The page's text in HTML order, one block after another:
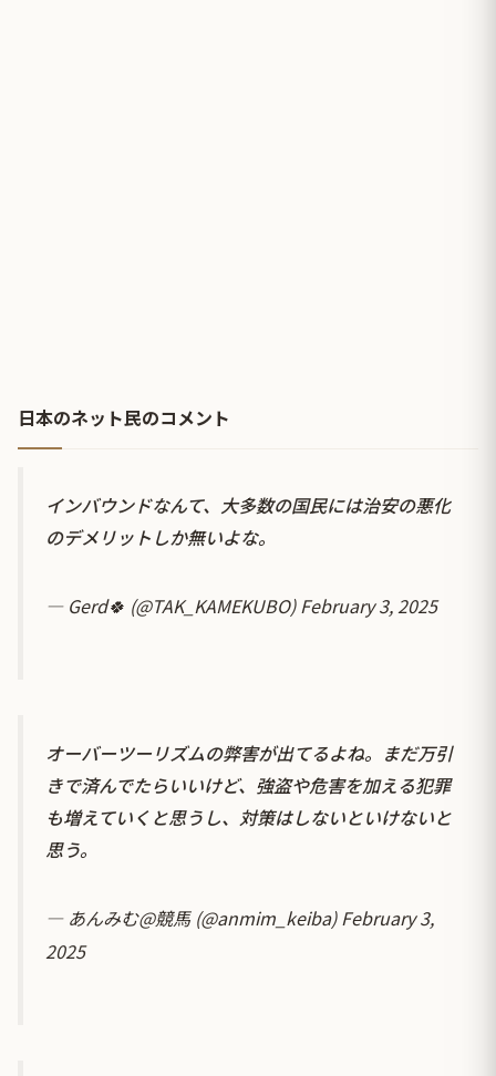
日本のネット民のコメント
インバウンドなんて、大多数の国民には治安の悪化
のデメリットしか無いよな。
— Gerd🍀 (@TAK_KAMEKUBO)February 3, 2025
オーバーツーリズムの弊害が出てるよね。まだ万引
きで済んでたらいいけど、強盗や危害を加える犯罪
も増えていくと思うし、対策はしないといけないと
思う。
— あんみむ@競馬 (@anmim_keiba)February 3,
2025